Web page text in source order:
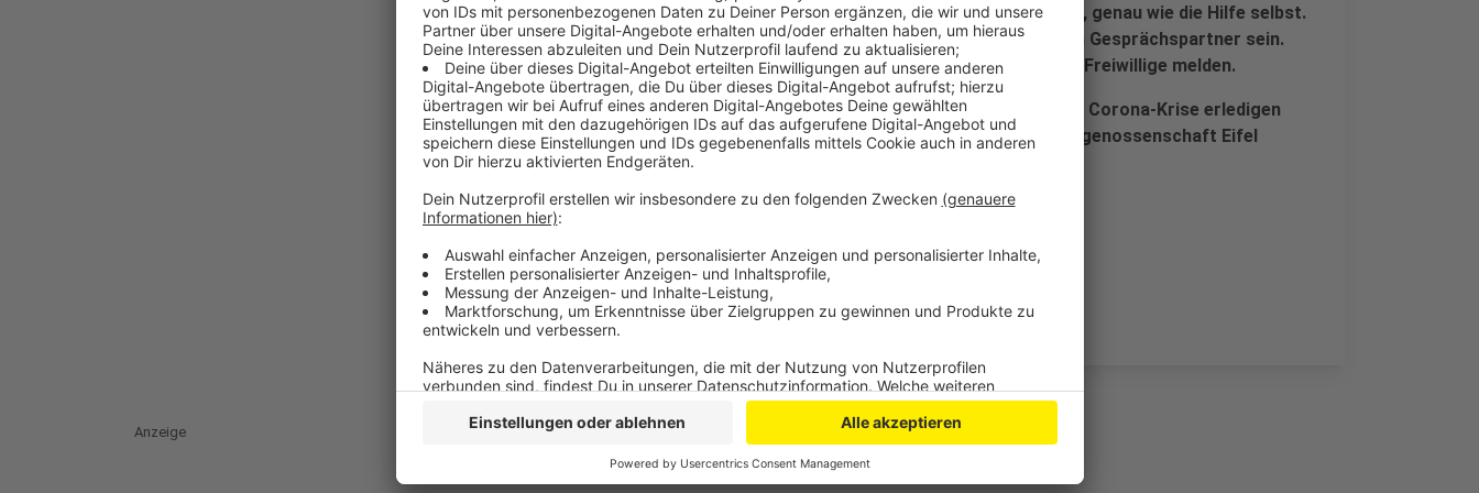
nicht selbst einkaufen können. Die Vermittlung sei kostenlos, genau wie die Hilfe selbst.
Das können Einkaufshilfe, Botengänge, Telefonate oder auch Gesprächspartner sein.
Die GenoEifel hofft nach eigener Aussage, dass sich weitere Freiwillige melden.
Wer auf der Suche nach Helfern ist, die Einkäufe während der Corona-Krise erledigen
können, kann sich bei den Mitarbeiterinnen der Generationengenossenschaft Eifel
melden unter Telefon (02441) 888 61.
Veröffentlicht:Freitag, 06.11.2020 15:16
Anzeige
Anzeige